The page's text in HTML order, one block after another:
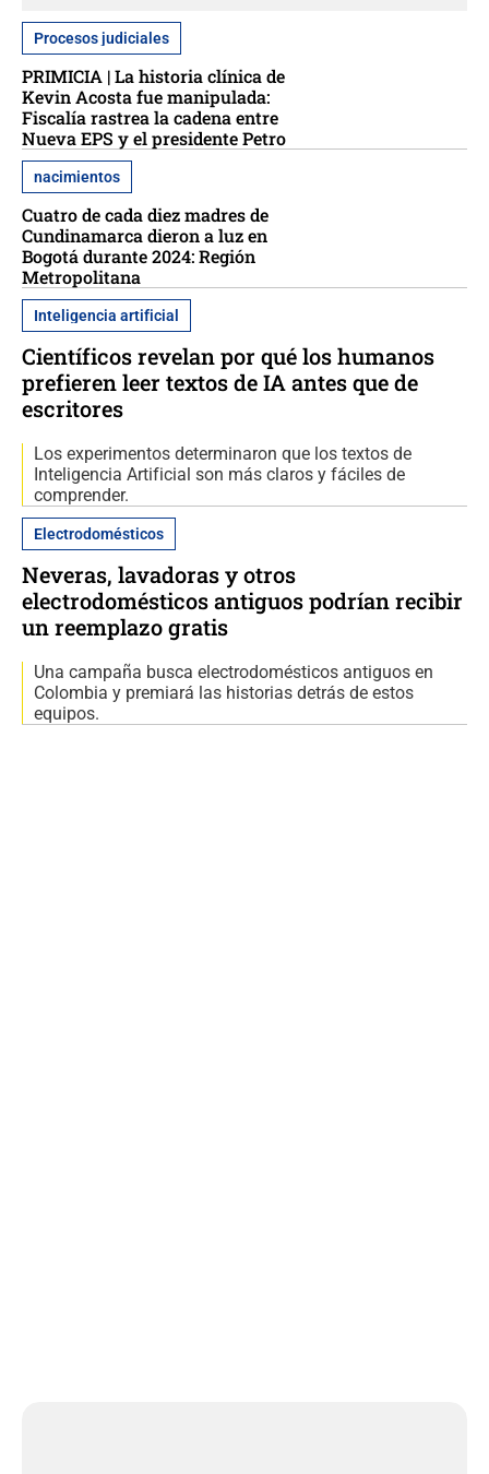
Procesos judiciales
PRIMICIA | La historia clínica de
Kevin Acosta fue manipulada:
Fiscalía rastrea la cadena entre
Nueva EPS y el presidente Petro
nacimientos
Cuatro de cada diez madres de
Cundinamarca dieron a luz en
Bogotá durante 2024: Región
Metropolitana
Inteligencia artificial
Científicos revelan por qué los humanos
prefieren leer textos de IA antes que de
escritores
Los experimentos determinaron que los textos de
Inteligencia Artificial son más claros y fáciles de
comprender.
Electrodomésticos
Neveras, lavadoras y otros
electrodomésticos antiguos podrían recibir
un reemplazo gratis
Una campaña busca electrodomésticos antiguos en
Colombia y premiará las historias detrás de estos
equipos.